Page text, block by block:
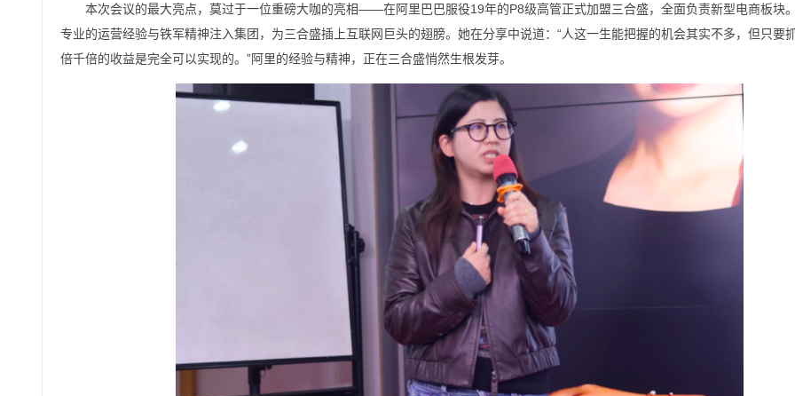
本次会议的最大亮点，莫过于一位重磅大咖的亮相——在阿里巴巴服役19年的P8级高管正式加盟三合盛，全面负责新型电商板块
专业的运营经验与铁军精神注入集团，为三合盛插上互联网巨头的翅膀。她在分享中说道：“人这一生能把握的机会其实不多，但只要
倍千倍的收益是完全可以实现的。”阿里的经验与精神，正在三合盛悄然生根发芽。